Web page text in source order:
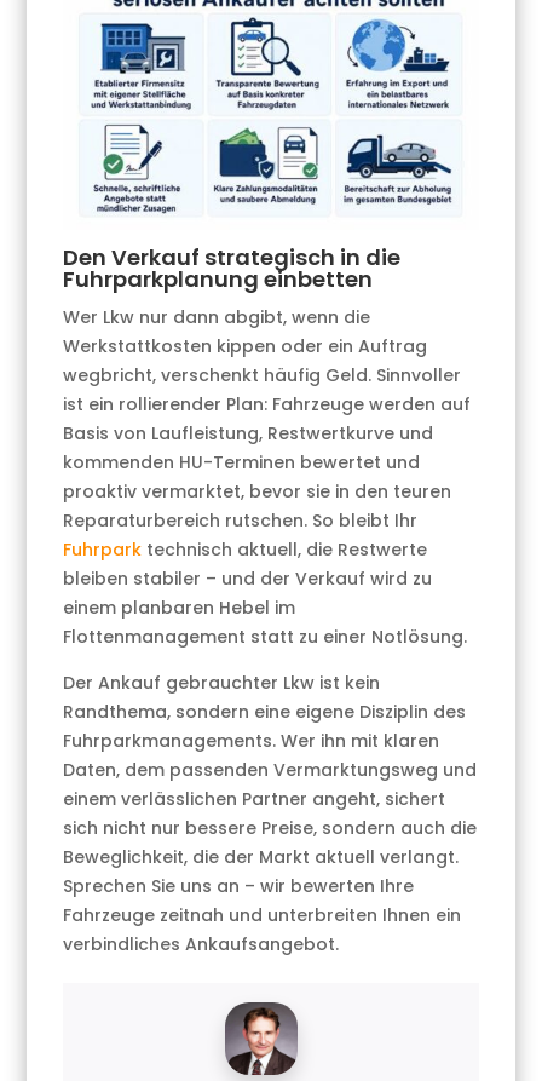
Den Verkauf strategisch in die
Fuhrparkplanung einbetten
Wer Lkw nur dann abgibt, wenn die
Werkstattkosten kippen oder ein Auftrag
wegbricht, verschenkt häufig Geld. Sinnvoller
ist ein rollierender Plan: Fahrzeuge werden auf
Basis von Laufleistung, Restwertkurve und
kommenden HU-Terminen bewertet und
proaktiv vermarktet, bevor sie in den teuren
Reparaturbereich rutschen. So bleibt Ihr
Fuhrpark technisch aktuell, die Restwerte
bleiben stabiler – und der Verkauf wird zu
einem planbaren Hebel im
Flottenmanagement statt zu einer Notlösung.
Der Ankauf gebrauchter Lkw ist kein
Randthema, sondern eine eigene Disziplin des
Fuhrparkmanagements. Wer ihn mit klaren
Daten, dem passenden Vermarktungsweg und
einem verlässlichen Partner angeht, sichert
sich nicht nur bessere Preise, sondern auch die
Beweglichkeit, die der Markt aktuell verlangt.
Sprechen Sie uns an – wir bewerten Ihre
Fahrzeuge zeitnah und unterbreiten Ihnen ein
verbindliches Ankaufsangebot.